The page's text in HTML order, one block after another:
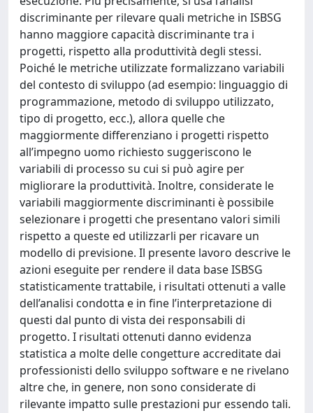
discriminante per rilevare quali metriche in ISBSG
hanno maggiore capacità discriminante tra i
progetti, rispetto alla produttività degli stessi.
Poiché le metriche utilizzate formalizzano variabili
del contesto di sviluppo (ad esempio: linguaggio di
programmazione, metodo di sviluppo utilizzato,
tipo di progetto, ecc.), allora quelle che
maggiormente differenziano i progetti rispetto
all’impegno uomo richiesto suggeriscono le
variabili di processo su cui si può agire per
migliorare la produttività. Inoltre, considerate le
variabili maggiormente discriminanti è possibile
selezionare i progetti che presentano valori simili
rispetto a queste ed utilizzarli per ricavare un
modello di previsione. Il presente lavoro descrive le
azioni eseguite per rendere il data base ISBSG
statisticamente trattabile, i risultati ottenuti a valle
dell’analisi condotta e in fine l’interpretazione di
questi dal punto di vista dei responsabili di
progetto. I risultati ottenuti danno evidenza
statistica a molte delle congetture accreditate dai
professionisti dello sviluppo software e ne rivelano
altre che, in genere, non sono considerate di
rilevante impatto sulle prestazioni pur essendo tali.